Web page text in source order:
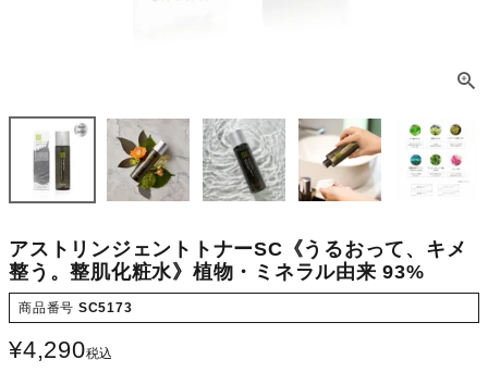
アストリンジェントトナーSC《うるおって、キメ
整う。整肌化粧水》植物・ミネラル由来 93%
商品番号 SC5173
¥4,290税込